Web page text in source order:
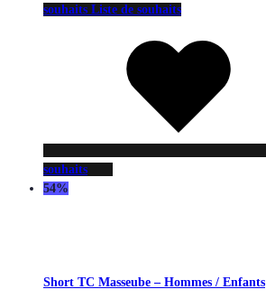
souhaits Liste de souhaits
souhaits
54%
Short TC Masseube – Hommes / Enfants